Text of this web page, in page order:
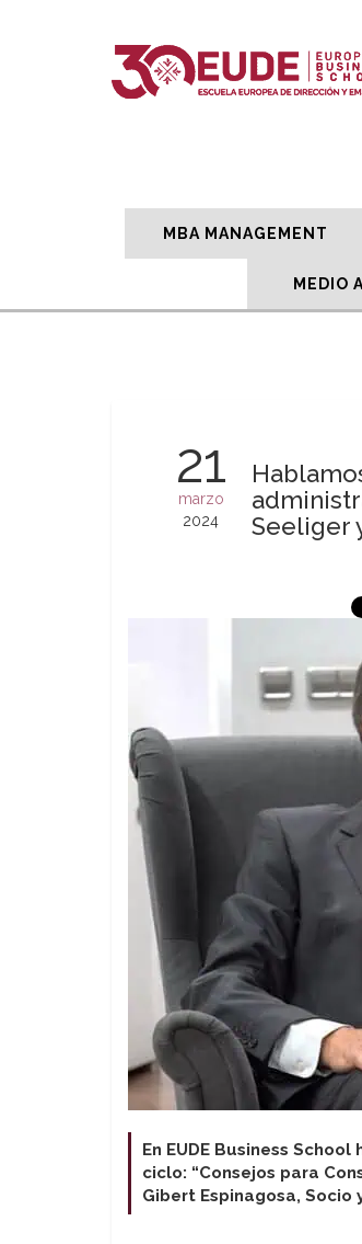
MBA MANAGEMENT
MEDIO
21
marzo
2024
Seeliger
En EUDE Business
ciclo: “Consejos para
Gibert Espinagosa, Socio